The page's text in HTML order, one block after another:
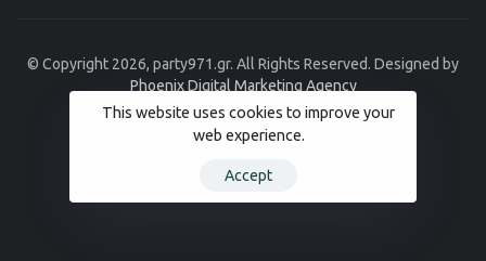
© Copyright 2026, party971.gr. All Rights Reserved. Designed by
Phoenix Digital Marketing Agency
This website uses cookies to improve your
web experience.
Accept